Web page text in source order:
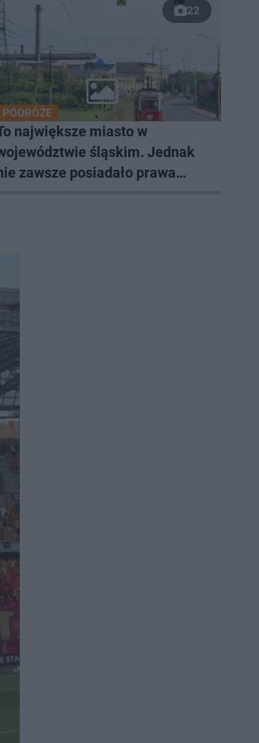
22
PODRÓŻE
największe miasto w
śląskim. Jednak
zawsze posiadało prawa